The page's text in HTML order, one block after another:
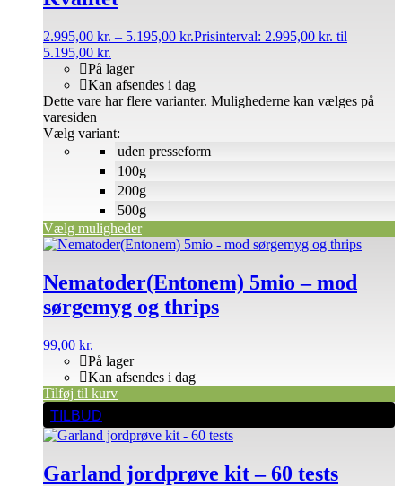
2.995,00 kr. – 5.195,00 kr.Prisinterval: 2.995,00 kr. til
5.195,00 kr.
På lager
Kan afsendes i dag
Vælg variant:
Vælg muligheder
Dette vare har flere varianter. Mulighederne kan vælges på
varesiden
uden presseform
100g
200g
500g
Nematoder(Entonem) 5mio – mod
sørgemyg og thrips
99,00 kr.
På lager
Kan afsendes i dag
Tilføj til kurv
TILBUD
Garland jordprøve kit – 60 tests